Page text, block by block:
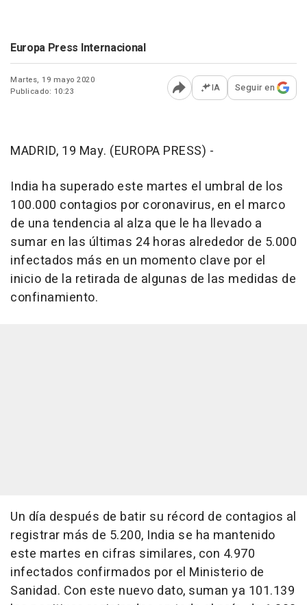
Europa Press Internacional
Martes, 19 mayo 2020
Publicado: 10:23
Abrir opciones para
IA Seguir en
MADRID, 19 May. (EUROPA PRESS) -
India ha superado este martes el umbral de los
100.000 contagios por coronavirus, en el marco
de una tendencia al alza que le ha llevado a
sumar en las últimas 24 horas alrededor de 5.000
infectados más en un momento clave por el
inicio de la retirada de algunas de las medidas de
confinamiento.
Un día después de batir su récord de contagios al
registrar más de 5.200, India se ha mantenido
este martes en cifras similares, con 4.970
infectados confirmados por el Ministerio de
Sanidad. Con este nuevo dato, suman ya 101.139